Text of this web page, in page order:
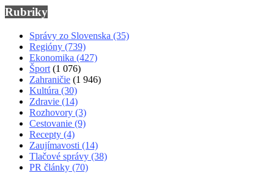
Rubriky
Správy zo Slovenska (35)
Regióny (739)
Ekonomika (427)
Šport (1 076)
Zahraničie (1 946)
Kultúra (30)
Zdravie (14)
Rozhovory (3)
Cestovanie (9)
Recepty (4)
Zaujímavosti (14)
Tlačové správy (38)
PR články (70)